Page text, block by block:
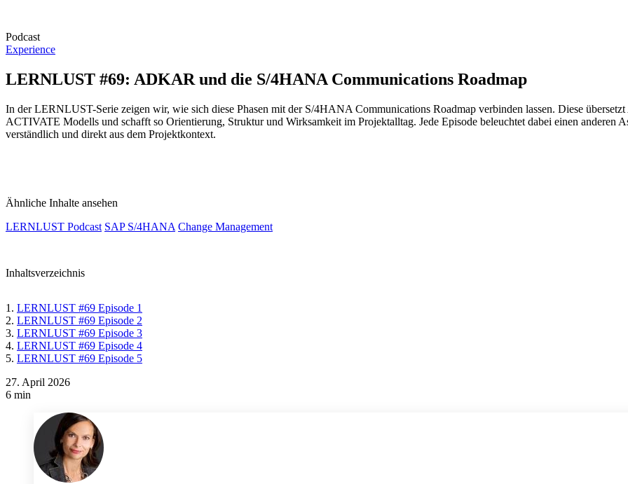
Podcast
Experience
LERNLUST #69: ADKAR und die S/4HANA Communications Roadmap
In der LERNLUST-Serie zeigen wir, wie sich diese Phasen mit der S/4HANA Communications Roadmap verbinden lassen. Diese
ACTIVATE Modells und schafft so Orientierung, Struktur und Wirksamkeit im Projektalltag. Jede Episode beleuchtet dabei einen anderen
verständlich und direkt aus dem Projektkontext.
Ähnliche Inhalte ansehen
LERNLUST Podcast SAP S/4HANA Change Management
Inhaltsverzeichnis
LERNLUST #69 Episode 1
LERNLUST #69 Episode 2
LERNLUST #69 Episode 3
LERNLUST #69 Episode 4
LERNLUST #69 Episode 5
27. April 2026
6 min